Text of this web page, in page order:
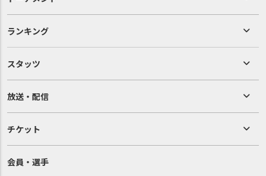
ランキング
スタッツ
放送・配信
チケット
会員・選手